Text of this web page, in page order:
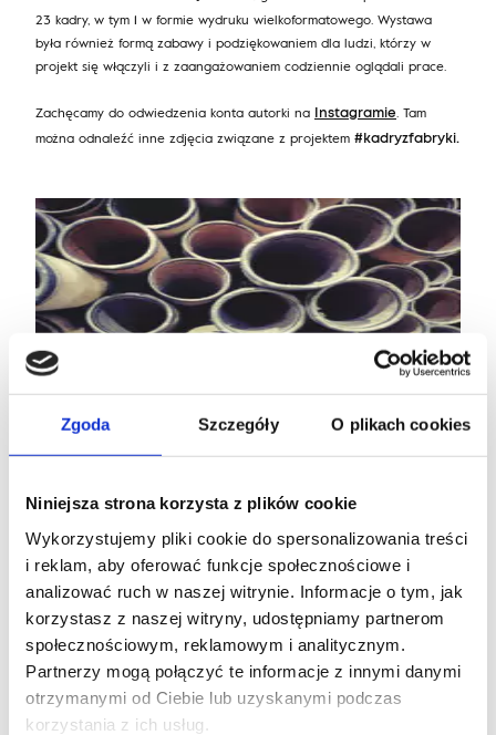
Zgoda Szczegóły O plikach cookies
Niniejsza strona korzysta z plików cookie
Wykorzystujemy pliki cookie do spersonalizowania treści
i reklam, aby oferować funkcje społecznościowe i
analizować ruch w naszej witrynie. Informacje o tym, jak
korzystasz z naszej witryny, udostępniamy partnerom
społecznościowym, reklamowym i analitycznym.
Partnerzy mogą połączyć te informacje z innymi danymi
otrzymanymi od Ciebie lub uzyskanymi podczas
korzystania z ich usług.
23 kadry, w tym 1 w formie wydruku wielkoformatowego. Wystawa
była również formą zabawy i podziękowaniem dla ludzi, którzy w
projekt się włączyli i z zaangażowaniem codziennie oglądali prace.
Zachęcamy do odwiedzenia konta autorki na Instagramie. Tam
można odnaleźć inne zdjęcia związane z projektem #kadryzfabryki.